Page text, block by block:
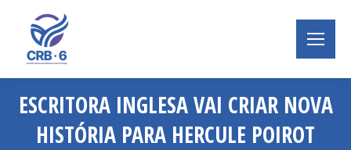
ESCRITORA INGLESA VAI CRIAR NOVA
HISTÓRIA PARA HERCULE POIROT